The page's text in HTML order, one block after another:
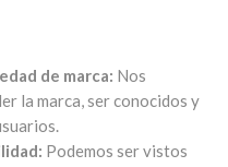
de marca: Nos
la marca, ser conocidos y
Podemos ser vistos